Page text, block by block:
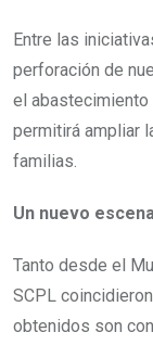
Entre las
perforación de
el abastecimiento
permitirá ampliar
familias.
Un nuevo
Tanto desde el
SCPL
obtenidos son